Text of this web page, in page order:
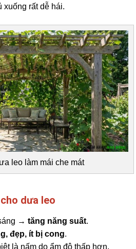
xuống rất dễ hái.
leo làm mái che mát
dưa leo
→ tăng năng suất.
đẹp, ít bị cong.
là nấm do ẩm độ thấp hơn.